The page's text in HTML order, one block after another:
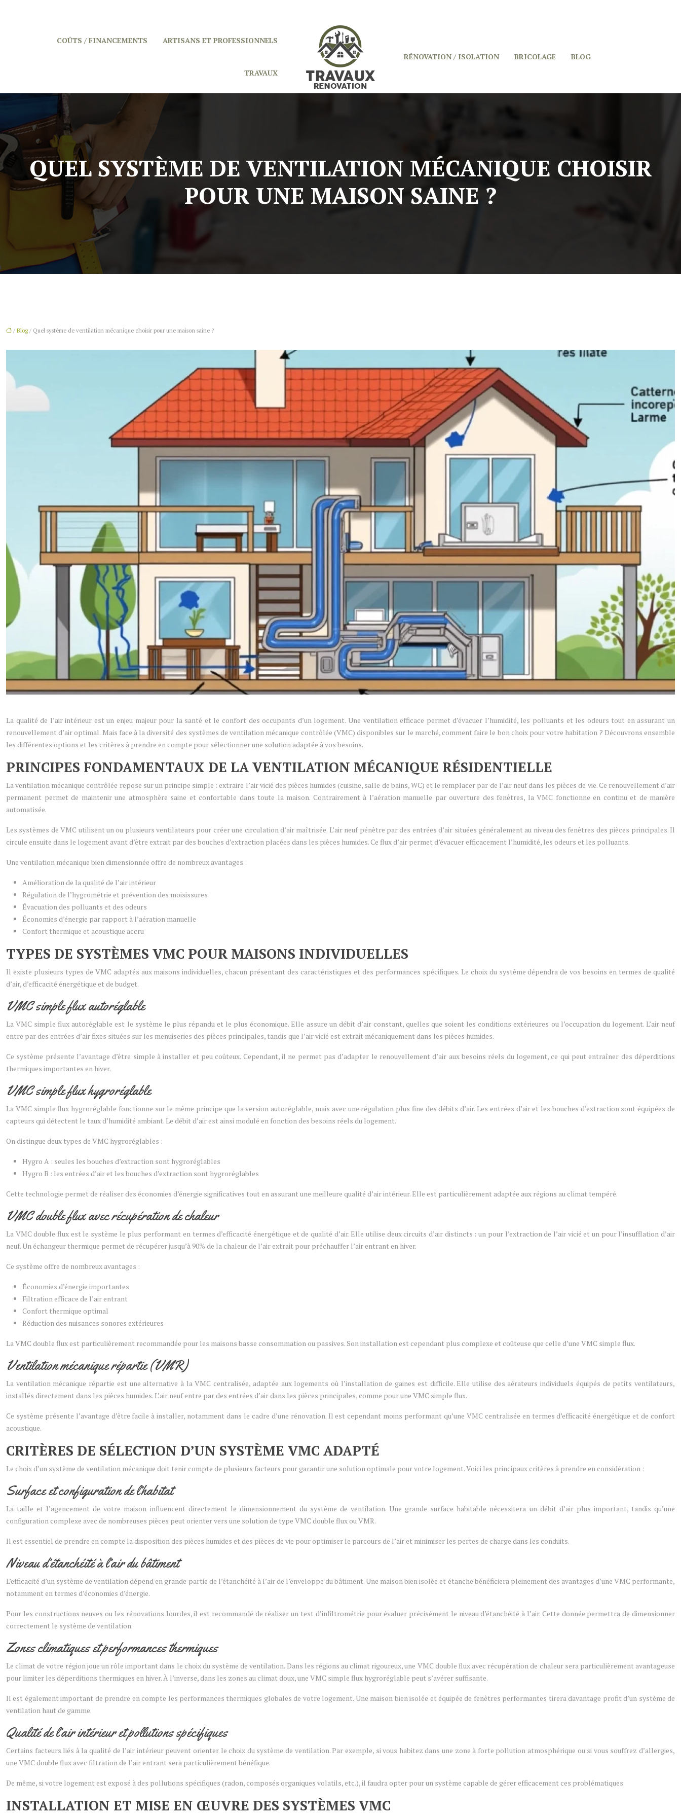
ARTISANS ET PROFESSIONNELS
COÛTS / FINANCEMENTS
TRAVAUX
RÉNOVATION / ISOLATION BRICOLAGE BLOG
QUEL SYSTÈME DE VENTILATION MÉCANIQUE CHOISIR
POUR UNE MAISON SAINE ?
/ Blog/ Quel système de ventilation mécanique choisir pour une maison saine ?
La qualité de l’air intérieur est un enjeu majeur pour la santé et le confort des occupants d’un logement. Une ventilation efficace permet d’évacuer l’humidité, les polluants et les odeurs tout en assurant un
renouvellement d’air optimal. Mais face à la diversité des systèmes de ventilation mécanique contrôlée (VMC) disponibles sur le marché, comment faire le bon choix pour votre habitation ? Découvrons ensemble
les différentes options et les critères à prendre en compte pour sélectionner une solution adaptée à vos besoins.
PRINCIPES FONDAMENTAUX DE LA VENTILATION MÉCANIQUE RÉSIDENTIELLE
La ventilation mécanique contrôlée repose sur un principe simple : extraire l’air vicié des pièces humides (cuisine, salle de bains, WC) et le remplacer par de l’air neuf dans les pièces de vie. Ce renouvellement d’air
permanent permet de maintenir une atmosphère saine et confortable dans toute la maison. Contrairement à l’aération manuelle par ouverture des fenêtres, la VMC fonctionne en continu et de manière
automatisée.
Les systèmes de VMC utilisent un ou plusieurs ventilateurs pour créer une circulation d’air maîtrisée. L’air neuf pénètre par des entrées d’air situées généralement au niveau des fenêtres des pièces principales. Il
circule ensuite dans le logement avant d’être extrait par des bouches d’extraction placées dans les pièces humides. Ce flux d’air permet d’évacuer efficacement l’humidité, les odeurs et les polluants.
Une ventilation mécanique bien dimensionnée offre de nombreux avantages :
Amélioration de la qualité de l’air intérieur
Régulation de l’hygrométrie et prévention des moisissures
Évacuation des polluants et des odeurs
Économies d’énergie par rapport à l’aération manuelle
Confort thermique et acoustique accru
TYPES DE SYSTÈMES VMC POUR MAISONS INDIVIDUELLES
Il existe plusieurs types de VMC adaptés aux maisons individuelles, chacun présentant des caractéristiques et des performances spécifiques. Le choix du système dépendra de vos besoins en termes de qualité
d’air, d’efficacité énergétique et de budget.
VMC simple flux autoréglable
La VMC simple flux autoréglable est le système le plus répandu et le plus économique. Elle assure un débit d’air constant, quelles que soient les conditions extérieures ou l’occupation du logement. L’air neuf
entre par des entrées d’air fixes situées sur les menuiseries des pièces principales, tandis que l’air vicié est extrait mécaniquement dans les pièces humides.
Ce système présente l’avantage d’être simple à installer et peu coûteux. Cependant, il ne permet pas d’adapter le renouvellement d’air aux besoins réels du logement, ce qui peut entraîner des déperditions
thermiques importantes en hiver.
VMC simple flux hygroréglable
La VMC simple flux hygroréglable fonctionne sur le même principe que la version autoréglable, mais avec une régulation plus fine des débits d’air. Les entrées d’air et les bouches d’extraction sont équipées de
capteurs qui détectent le taux d’humidité ambiant. Le débit d’air est ainsi modulé en fonction des besoins réels du logement.
On distingue deux types de VMC hygroréglables :
Hygro A : seules les bouches d’extraction sont hygroréglables
Hygro B : les entrées d’air et les bouches d’extraction sont hygroréglables
Cette technologie permet de réaliser des économies d’énergie significatives tout en assurant une meilleure qualité d’air intérieur. Elle est particulièrement adaptée aux régions au climat tempéré.
VMC double flux avec récupération de chaleur
La VMC double flux est le système le plus performant en termes d’efficacité énergétique et de qualité d’air. Elle utilise deux circuits d’air distincts : un pour l’extraction de l’air vicié et un pour l’insufflation d’air
neuf. Un échangeur thermique permet de récupérer jusqu’à 90% de la chaleur de l’air extrait pour préchauffer l’air entrant en hiver.
Ce système offre de nombreux avantages :
Économies d’énergie importantes
Filtration efficace de l’air entrant
Confort thermique optimal
Réduction des nuisances sonores extérieures
La VMC double flux est particulièrement recommandée pour les maisons basse consommation ou passives. Son installation est cependant plus complexe et coûteuse que celle d’une VMC simple flux.
Ventilation mécanique répartie (VMR)
La ventilation mécanique répartie est une alternative à la VMC centralisée, adaptée aux logements où l’installation de gaines est difficile. Elle utilise des aérateurs individuels équipés de petits ventilateurs,
installés directement dans les pièces humides. L’air neuf entre par des entrées d’air dans les pièces principales, comme pour une VMC simple flux.
Ce système présente l’avantage d’être facile à installer, notamment dans le cadre d’une rénovation. Il est cependant moins performant qu’une VMC centralisée en termes d’efficacité énergétique et de confort
acoustique.
CRITÈRES DE SÉLECTION D’UN SYSTÈME VMC ADAPTÉ
Le choix d’un système de ventilation mécanique doit tenir compte de plusieurs facteurs pour garantir une solution optimale pour votre logement. Voici les principaux critères à prendre en considération :
Surface et configuration de l’habitat
La taille et l’agencement de votre maison influencent directement le dimensionnement du système de ventilation. Une grande surface habitable nécessitera un débit d’air plus important, tandis qu’une
configuration complexe avec de nombreuses pièces peut orienter vers une solution de type VMC double flux ou VMR.
Il est essentiel de prendre en compte la disposition des pièces humides et des pièces de vie pour optimiser le parcours de l’air et minimiser les pertes de charge dans les conduits.
Niveau d’étanchéité à l’air du bâtiment
L’efficacité d’un système de ventilation dépend en grande partie de l’étanchéité à l’air de l’enveloppe du bâtiment. Une maison bien isolée et étanche bénéficiera pleinement des avantages d’une VMC performante,
notamment en termes d’économies d’énergie.
Pour les constructions neuves ou les rénovations lourdes, il est recommandé de réaliser un test d’infiltrométrie pour évaluer précisément le niveau d’étanchéité à l’air. Cette donnée permettra de dimensionner
correctement le système de ventilation.
Zones climatiques et performances thermiques
Le climat de votre région joue un rôle important dans le choix du système de ventilation. Dans les régions au climat rigoureux, une VMC double flux avec récupération de chaleur sera particulièrement avantageuse
pour limiter les déperditions thermiques en hiver. À l’inverse, dans les zones au climat doux, une VMC simple flux hygroréglable peut s’avérer suffisante.
Il est également important de prendre en compte les performances thermiques globales de votre logement. Une maison bien isolée et équipée de fenêtres performantes tirera davantage profit d’un système de
ventilation haut de gamme.
Qualité de l’air intérieur et pollutions spécifiques
Certains facteurs liés à la qualité de l’air intérieur peuvent orienter le choix du système de ventilation. Par exemple, si vous habitez dans une zone à forte pollution atmosphérique ou si vous souffrez d’allergies,
une VMC double flux avec filtration de l’air entrant sera particulièrement bénéfique.
De même, si votre logement est exposé à des pollutions spécifiques (radon, composés organiques volatils, etc.), il faudra opter pour un système capable de gérer efficacement ces problématiques.
INSTALLATION ET MISE EN ŒUVRE DES SYSTÈMES VMC